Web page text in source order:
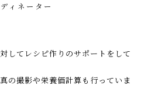
ィネーター
してレシピ作りのサポートをして
の撮影や栄養価計算も行っていま